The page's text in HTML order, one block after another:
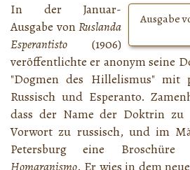
Ausgabe
In der Januar-
Ausgabe von Ruslanda
Esperantisto (1906)
veröffentlichte er anonym seine
"Dogmen des Hillelismus" mit
Russisch und Esperanto.
dass der Name der Doktrin zu
Vorwort zu russisch, und im
Petersburg eine
Homaranismo. Er wies in dem